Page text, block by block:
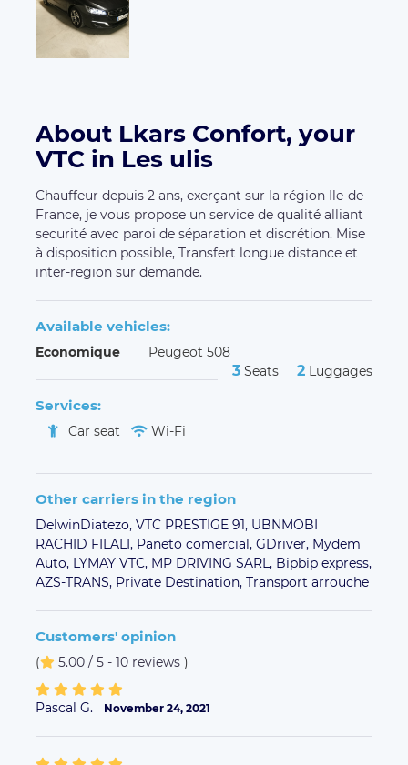
About Lkars Confort, your
VTC in Les ulis
Chauffeur depuis 2 ans, exerçant sur la région Ile-de-
France, je vous propose un service de qualité alliant
securité avec paroi de séparation et discrétion. Mise
à disposition possible, Transfert longue distance et
inter-region sur demande.
Available vehicles:
Economique Peugeot 508
3 Seats 2 Luggages
Services:
Car seat Wi-Fi
Other carriers in the region
DelwinDiatezo, VTC PRESTIGE 91, UBNMOBI
RACHID FILALI, Paneto comercial, GDriver, Mydem
Auto, LYMAY VTC, MP DRIVING SARL, Bipbip express,
AZS-TRANS, Private Destination, Transport arrouche
Customers' opinion
( 5.00 / 5 - 10 reviews )
Pascal G. November 24, 2021